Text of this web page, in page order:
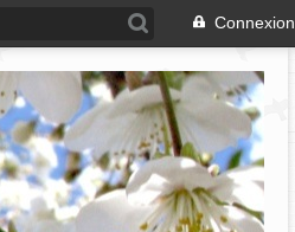
Connexion